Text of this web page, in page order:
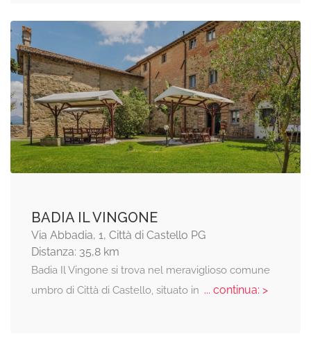
BADIA IL VINGONE
Via Abbadia, 1, Città di Castello PG
Distanza: 35,8 km
Badia Il Vingone si trova nel meraviglioso comune
umbro di Città di Castello, situato in ... continua: >